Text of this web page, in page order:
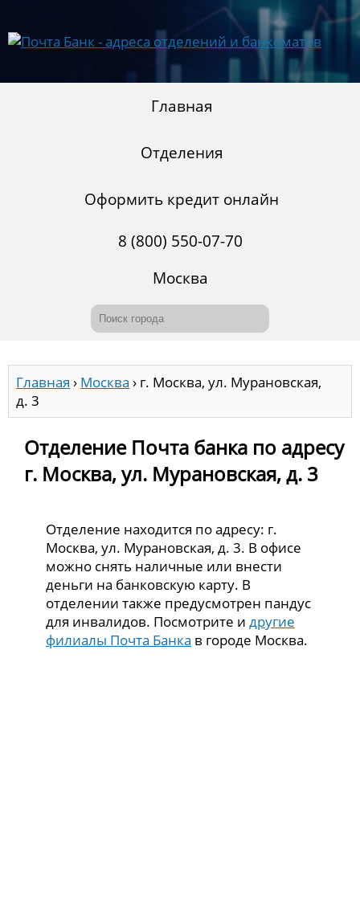
Главная
Отделения
Оформить кредит онлайн
8 (800) 550-07-70
Москва
Главная › Москва › г. Москва, ул. Мурановская,
д. 3
Отделение Почта банка по адресу
г. Москва, ул. Мурановская, д. 3
Отделение находится по адресу: г.
Москва, ул. Мурановская, д. 3. В офисе
можно снять наличные или внести
деньги на банковскую карту. В
отделении также предусмотрен пандус
для инвалидов. Посмотрите идругие
филиалы Почта Банка в городе Москва.